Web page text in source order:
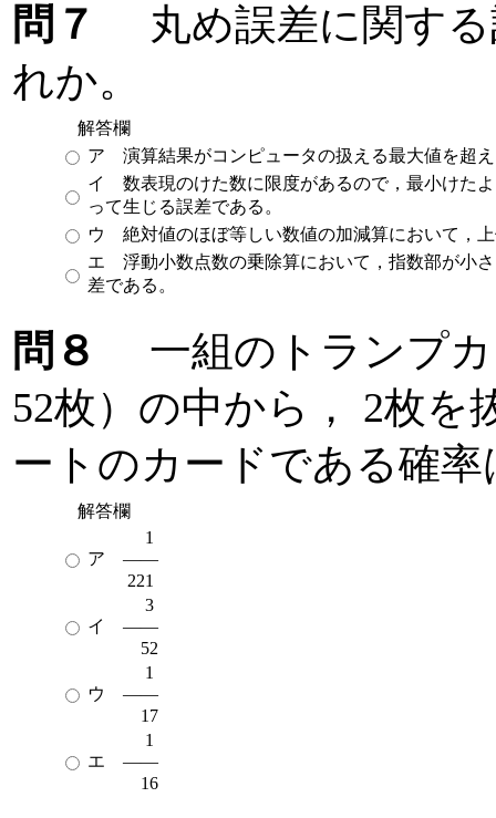
問７
丸め誤差に関する
れか。
解答欄
ア 演算結果がコンピュータの扱える最大値を超
イ 数表現のけた数に限度があるので，最小けた
って生じる誤差である。
ウ 絶対値のほぼ等しい数値の加減算において，
エ 浮動小数点数の乗除算において，指数部が小
差である。
問８
一組のトランプカ
52枚）の中から， 2枚を
ートのカードである確
解答欄
1
ア ――
221
3
イ ――
52
1
ウ ――
17
1
エ ――
16